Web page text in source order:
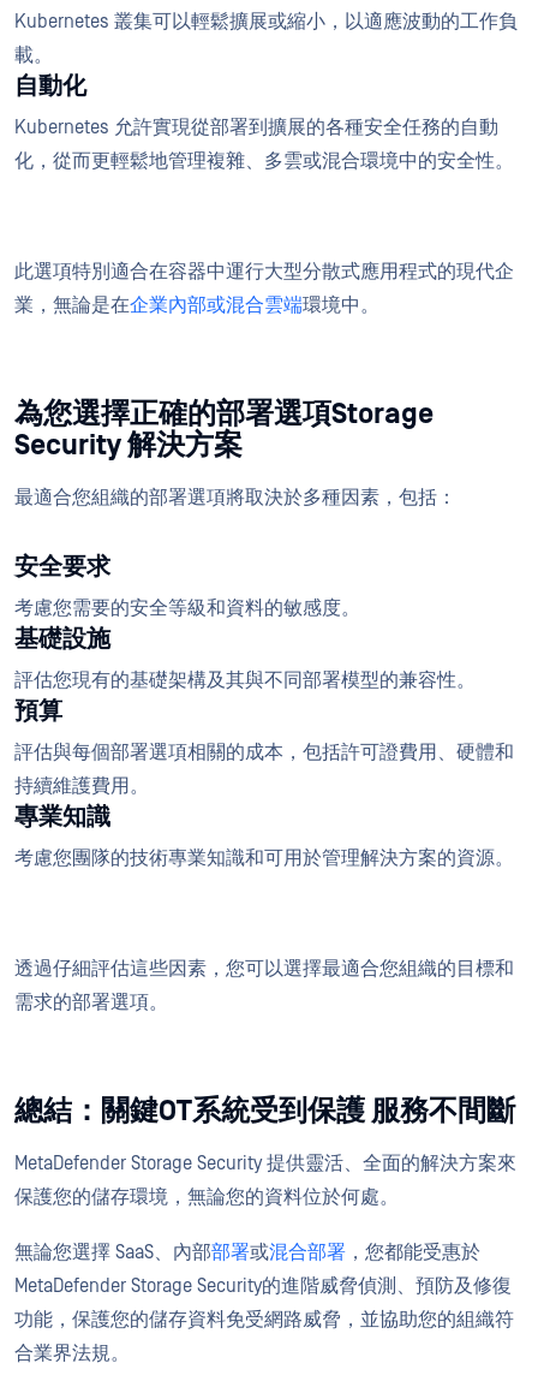
Kubernetes 叢集可以輕鬆擴展或縮小，以適應波動的工作負
載。
自動化
Kubernetes 允許實現從部署到擴展的各種安全任務的自動
化，從而更輕鬆地管理複雜、多雲或混合環境中的安全性。
此選項特別適合在容器中運行大型分散式應用程式的現代企
業，無論是在企業內部或混合雲端環境中。
為您選擇正確的部署選項Storage
Security 解決方案
最適合您組織的部署選項將取決於多種因素，包括：
安全要求
考慮您需要的安全等級和資料的敏感度。
基礎設施
評估您現有的基礎架構及其與不同部署模型的兼容性。
預算
評估與每個部署選項相關的成本，包括許可證費用、硬體和
持續維護費用。
專業知識
考慮您團隊的技術專業知識和可用於管理解決方案的資源。
透過仔細評估這些因素，您可以選擇最適合您組織的目標和
需求的部署選項。
總結：關鍵OT系統受到保護 服務不間斷
MetaDefender Storage Security 提供靈活、全面的解決方案來
保護您的儲存環境，無論您的資料位於何處。
無論您選擇 SaaS、內部部署或混合部署 ，您都能受惠於
MetaDefender Storage Security的進階威脅偵測、預防及修復
功能，保護您的儲存資料免受網路威脅，並協助您的組織符
合業界法規。